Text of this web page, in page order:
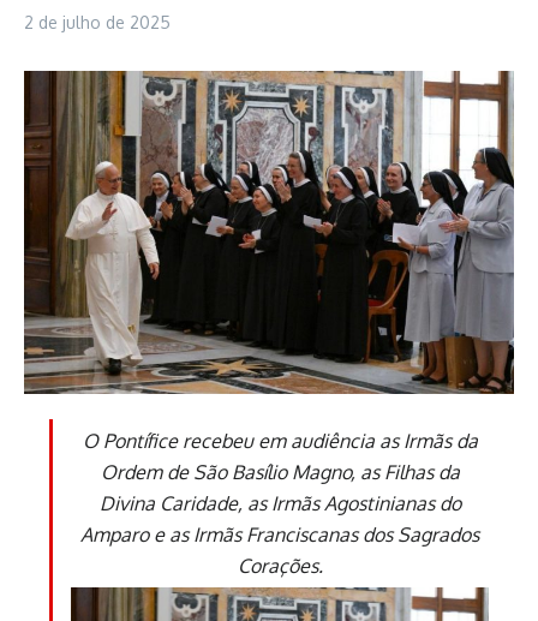
2 de julho de 2025
O Pontífice recebeu em audiência as Irmãs da
Ordem de São Basílio Magno, as Filhas da
Divina Caridade, as Irmãs Agostinianas do
Amparo e as Irmãs Franciscanas dos Sagrados
Corações.